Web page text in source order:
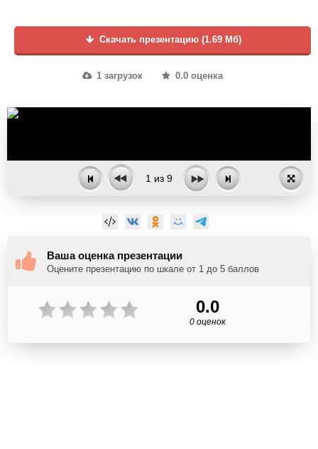
Скачать презентацию (1.69 Мб)
1 загрузок 0.0 оценка
1 из 9
Ваша оценка презентации
Оцените презентацию по шкале от 1 до 5 баллов
0.0
0 оценок